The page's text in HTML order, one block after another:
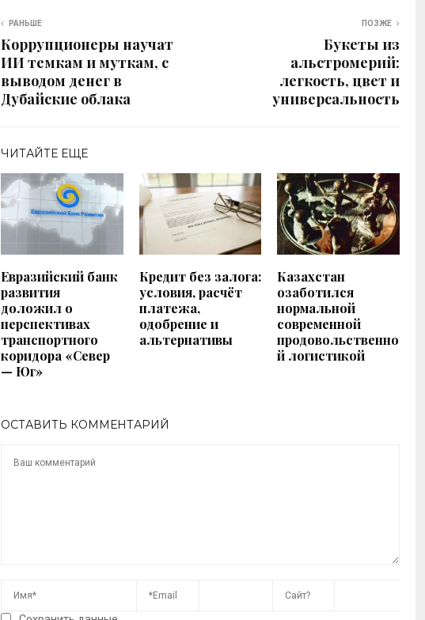
РАНЬШЕ
Коррупционеры научат
ИИ темкам и муткам, с
выводом денег в
Дубайские облака
ПОЗЖЕ
Букеты из
альстромерий:
легкость, цвет и
универсальность
ЧИТАЙТЕ ЕЩЕ
Евразийский банк
развития
доложил о
перспективах
транспортного
коридора «Север
— Юг»
Кредит без залога:
условия, расчёт
платежа,
одобрение и
альтернативы
Казахстан
озаботился
нормальной
современной
продовольственно
й логистикой
ОСТАВИТЬ КОММЕНТАРИЙ